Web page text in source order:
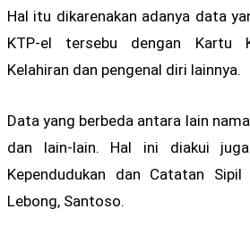
Hal itu dikarenakan adanya data
KTP-el tersebu dengan Kartu
Kelahiran dan pengenal diri lainnya.
Data yang berbeda antara lain
dan lain-lain. Hal ini diakui
Kependudukan dan Catatan Sipil
Lebong, Santoso.